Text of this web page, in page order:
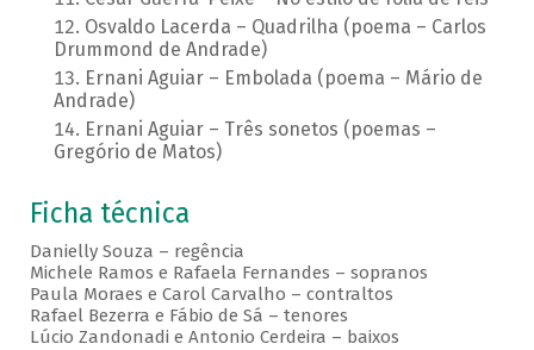
Osvaldo Lacerda – Quadrilha (poema – Carlos
Drummond de Andrade)
Ernani Aguiar – Embolada (poema – Mário de
Andrade)
Ernani Aguiar – Três sonetos (poemas –
Gregório de Matos)
Ficha técnica
Danielly Souza – regência
Michele Ramos e Rafaela Fernandes – sopranos
Paula Moraes e Carol Carvalho – contraltos
Rafael Bezerra e Fábio de Sá – tenores
Lúcio Zandonadi e Antonio Cerdeira – baixos